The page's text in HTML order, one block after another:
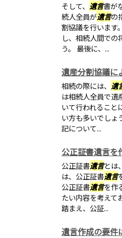
そして、 遺言書が
続人全員が遺言の
割協議を行います
し、相続人間での
う。 最後に、...
遺産分割協議に
相続の際には、 遺
は相続人全員で遺
いて行われること
い方も多いでしょ
記について...
公正証書遺言を
公正証書遺言とは
は、公正証書遺言
公正証書遺言を作
たい内容を考えて
踏まえ、公証...
遺言作成の要件